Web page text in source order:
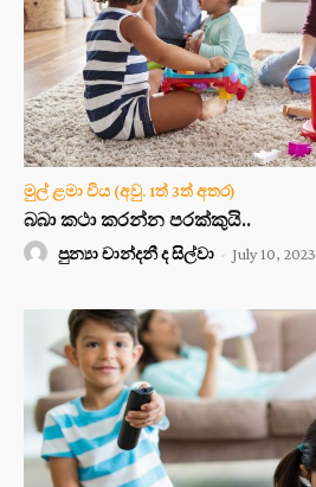
මුල් ළමා විය (අවු. 1ත් 3ත් අතර)
බබා කථා කරන්න පරක්කුයි..
පුන්‍යා චාන්දනී ද සිල්වා - July 10, 2023